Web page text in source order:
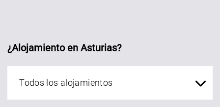
¿Alojamiento en Asturias?